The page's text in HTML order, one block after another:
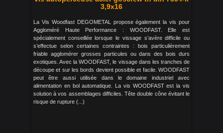
3,9x16
La Vis Woodfast DEGOMETAL propose également la vis pour
Aggloméré Haute Performance : WOODFAST. Elle est
spécialement conseillée lorsque le vissage s’avère difficile ou
s’effectue selon certaines contraintes : bois particulièrement
friable agglomérer grosses particules ou dans des bois durs
exotiques. Avec la WOODFAST, le vissage dans les tranches de
découpe et sur les bords devient possible et facile. WOODFAST
peut être aussi utilisée dans le domaine industriel avec
alimentation en bol automatique. La vis WOODFAST est la vis
solution à vos assemblages difficiles. Tête double cône évitant le
risque de rupture (...)